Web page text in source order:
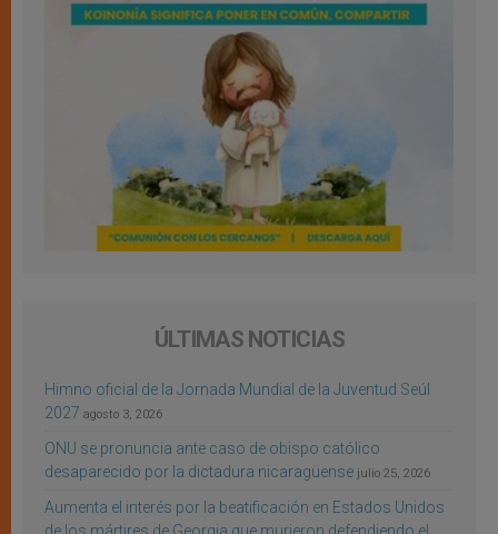
ÚLTIMAS NOTICIAS
Himno oficial de la Jornada Mundial de la Juventud Seúl
2027 agosto 3, 2026
ONU se pronuncia ante caso de obispo católico
desaparecido por la dictadura nicaragüense julio 25, 2026
Aumenta el interés por la beatificación en Estados Unidos